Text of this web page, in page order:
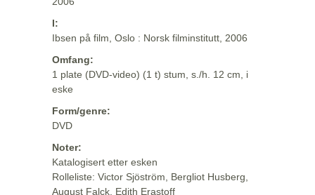
I:
Ibsen på film, Oslo : Norsk filminstitutt, 2006
Omfang:
1 plate (DVD-video) (1 t) stum, s./h. 12 cm, i
eske
Form/genre:
DVD
Noter:
Katalogisert etter esken
Rolleliste: Victor Sjöström, Bergliot Husberg,
August Falck, Edith Erastoff